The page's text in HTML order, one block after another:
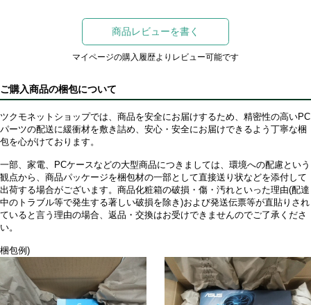
商品レビューを書く
マイページの購入履歴よりレビュー可能です
ご購入商品の梱包について
ツクモネットショップでは、商品を安全にお届けするため、精密性の高いPC
パーツの配送に緩衝材を敷き詰め、安心・安全にお届けできるよう丁寧な梱
包を心がけております。
一部、家電、PCケースなどの大型商品につきましては、環境への配慮という
観点から、商品パッケージを梱包材の一部として直接送り状などを添付して
出荷する場合がございます。商品化粧箱の破損・傷・汚れといった理由(配達
中のトラブル等で発生する著しい破損を除き)および発送伝票等が直貼りされ
ていると言う理由の場合、返品・交換はお受けできませんのでご了承くださ
い。
梱包例)